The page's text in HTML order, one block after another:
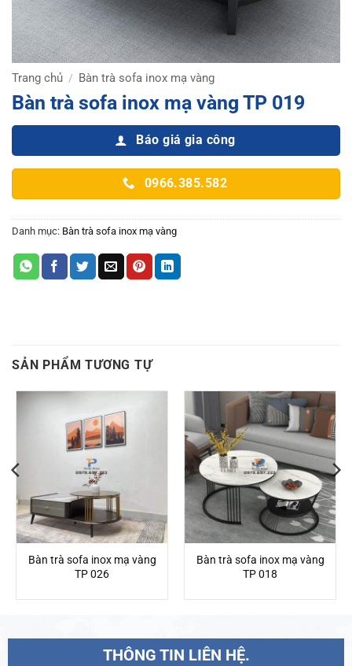
Trang chủ / Bàn trà sofa inox mạ vàng
Bàn trà sofa inox mạ vàng TP 019
Báo giá gia công
0966.385.582
Danh mục: Bàn trà sofa inox mạ vàng
SẢN PHẨM TƯƠNG TỰ
Bàn trà sofa inox mạ vàng
TP 026
Bàn trà sofa inox mạ vàng
TP 018
THÔNG TIN LIÊN HỆ.